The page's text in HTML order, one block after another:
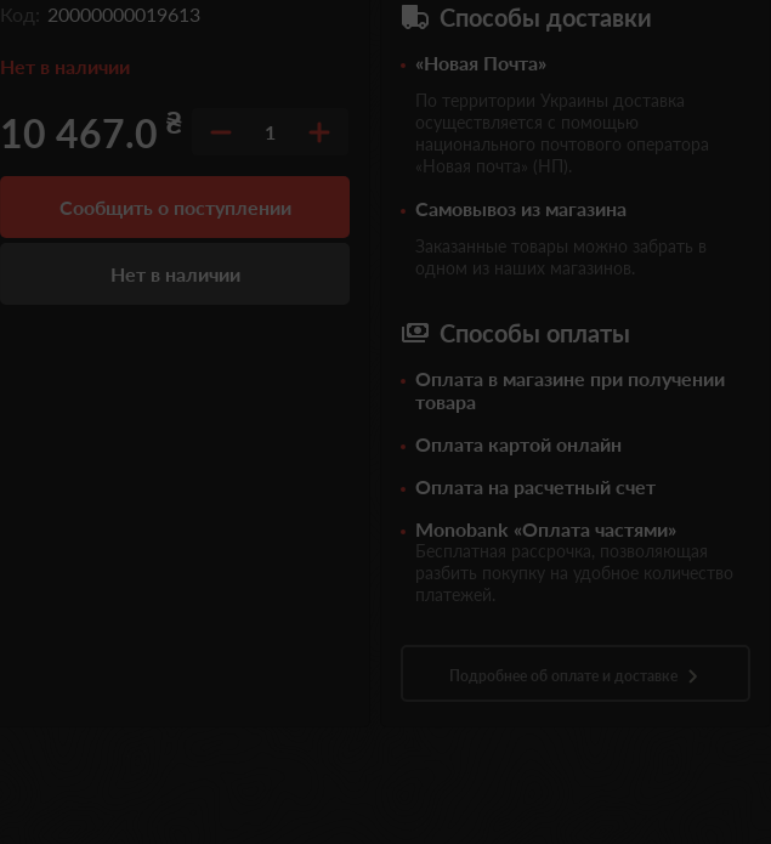
Код: 20000000019613
Нет в наличии
10 467.0 ₴ 1
Сообщить о поступлении
Нет в наличии
Способы доставки
«Новая Почта»
По территории Украины доставка
осуществляется с помощью
национального почтового оператора
«Новая почта» (НП).
Самовывоз из магазина
Заказанные товары можно забрать в
одном из наших магазинов.
Способы оплаты
Оплата в магазине при получении
товара
Оплата картой онлайн
Оплата на расчетный счет
Monobank «Оплата частями»
Бесплатная рассрочка, позволяющая
разбить покупку на удобное количество
платежей.
Подробнее об оплате и доставке